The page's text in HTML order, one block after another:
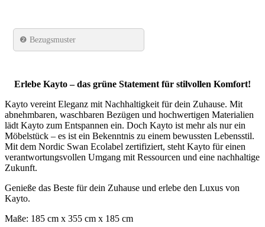
❷ Bezugsmuster
Erlebe Kayto – das grüne Statement für stilvollen Komfort!
Kayto vereint Eleganz mit Nachhaltigkeit für dein Zuhause. Mit
abnehmbaren, waschbaren Bezügen und hochwertigen Materialien
lädt Kayto zum Entspannen ein. Doch Kayto ist mehr als nur ein
Möbelstück – es ist ein Bekenntnis zu einem bewussten Lebensstil.
Mit dem Nordic Swan Ecolabel zertifiziert, steht Kayto für einen
verantwortungsvollen Umgang mit Ressourcen und eine nachhaltige
Zukunft.
Genieße das Beste für dein Zuhause und erlebe den Luxus von
Kayto.
Maße: 185 cm x 355 cm x 185 cm